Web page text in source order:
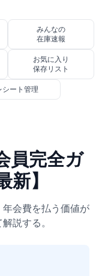
みんなの
在庫速報
お気に入り
保存リスト
シート管理
員完全ガ
新】
会費を払う価値が
説する。